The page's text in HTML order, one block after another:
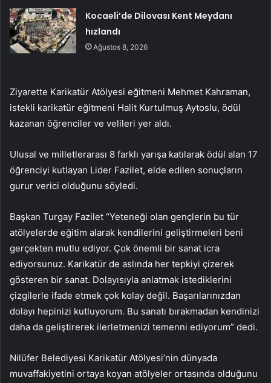
Kocaeli’de Dilovası Kent Meydanı
hızlandı
Ağustos 8, 2026
Ziyarette Karikatür Atölyesi eğitmeni Mehmet Kahraman,
istekli karikatür eğitmeni Halit Kurtulmuş Aytoslu, ödül
kazanan öğrenciler ve velileri yer aldı.
Ulusal ve milletlerarası 8 farklı yarışa katılarak ödül alan 17
öğrenciyi kutlayan Lider Fazilet, elde edilen sonuçların
gurur verici olduğunu söyledi.
Başkan Turgay Fazilet “Yeteneği olan gençlerin bu tür
atölyelerde eğitim alarak kendilerini geliştirmeleri beni
gerçekten mutlu ediyor. Çok önemli bir sanat icra
ediyorsunuz. Karikatür de aslında her tepkiyi çizerek
gösteren bir sanat. Dolayısıyla anlatmak istediklerini
çizgilerle ifade etmek çok kolay değil. Başarılarınızdan
dolayı hepinizi kutluyorum. Bu sanatı bırakmadan kendinizi
daha da geliştirerek ilerletmenizi temenni ediyorum” dedi.
Nilüfer Belediyesi Karikatür Atölyesi’nin dünyada
muvaffakiyetini ortaya koyan atölyeler ortasında olduğunu